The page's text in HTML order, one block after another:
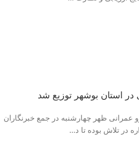
عمرانی ظهر چهارشنبه در جمع خبرنگاران
در تلاش بوده تا د...